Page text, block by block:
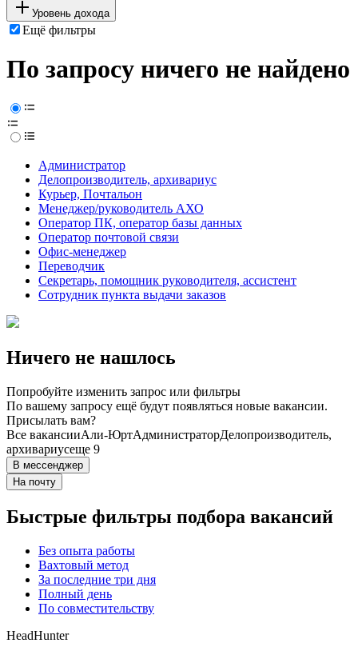
Уровень дохода
Ещё фильтры
По запросу ничего не найдено
Администратор
Делопроизводитель, архивариус
Курьер, Почтальон
Менеджер/руководитель АХО
Оператор ПК, оператор базы данных
Оператор почтовой связи
Офис-менеджер
Переводчик
Секретарь, помощник руководителя, ассистент
Сотрудник пункта выдачи заказов
Ничего не нашлось
Попробуйте изменить запрос или фильтры
По вашему запросу ещё будут появляться новые вакансии.
Присылать вам?
Все вакансииАли-ЮртАдминистраторДелопроизводитель,
архивариусеще 9
В мессенджер
На почту
Быстрые фильтры подбора вакансий
Без опыта работы
Вахтовый метод
За последние три дня
Полный день
По совместительству
HeadHunter